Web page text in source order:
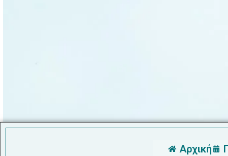
Αρχική